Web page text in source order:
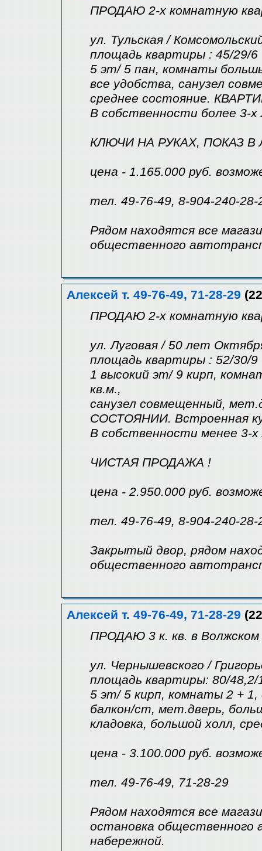
ПРОДАЮ 2-х комнатную
ул. Тульская /
площадь квартиры : 45/29/6
5 эт/ 5 пан, комнаты
все удобства, санузел
среднее состояние.
В собственности более 3-
КЛЮЧИ НА РУКАХ, ПОКАЗ
цена - 1.165.000 руб.
тел. 49-76-49, 8-904-240-28-
Рядом находятся все
общественного
Алексей т. 49-76-49, 71-28-29
ПРОДАЮ 2-х комнатную
ул. Луговая / 50 лет
площадь квартиры : 52/30/9
1 высокий эт/ 9 кирп,
кв.м.,
санузел совмещенный,
СОСТОЯНИИ. Встроенная
В собственности менее 3-
ЧИСТАЯ ПРОДАЖА !
цена - 2.950.000 руб.
тел. 49-76-49, 8-904-240-28-
Закрытый двор, рядом
общественного
Алексей т. 49-76-49, 71-28-29
ПРОДАЮ 3 к. кв. в Волжском
ул. Чернышевского /
площадь квартиры: 80/48,2/
5 эт/ 5 кирп, комнаты 2 + 1,
балкон/ст, мет.дверь,
кладовка, большой холл,
цена - 3.100.000 руб.
тел. 49-76-49, 71-28-29
Рядом находятся все
остановка
набережной.